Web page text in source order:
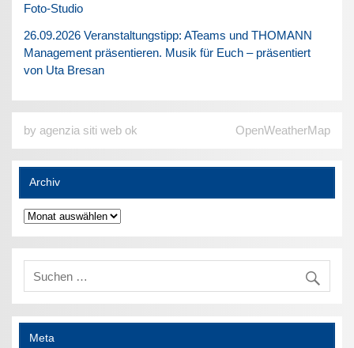
Foto-Studio
26.09.2026 Veranstaltungstipp: ATeams und THOMANN
Management präsentieren. Musik für Euch – präsentiert
von Uta Bresan
by agenzia siti web ok OpenWeatherMap
Archiv
Archiv
Meta